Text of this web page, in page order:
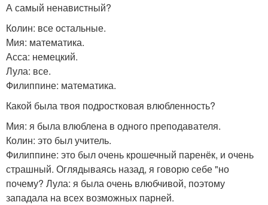
А самый ненавистный?
Колин: все остальные.
Мия: математика.
Асса: немецкий.
Лула: все.
Филиппине: математика.
Какой была твоя подростковая влюбленность?
Мия: я была влюблена в одного преподавателя.
Колин: это был учитель.
Филиппине: это был очень крошечный паренёк, и очень
страшный. Оглядываясь назад, я говорю себе "но
почему? Лула: я была очень влюбчивой, поэтому
западала на всех возможных парней.